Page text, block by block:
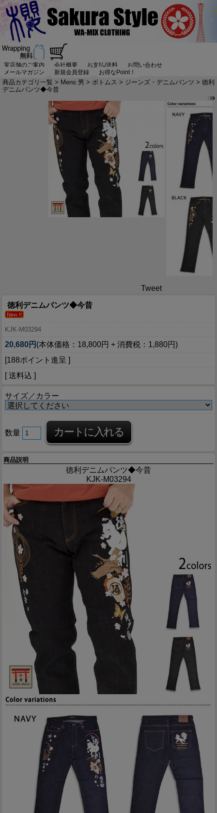
実店舗のご案内 会社概要 お支払/送料
お問い合わせ
メールマガジン
新規会員登録 お得なPoint！
商品カテゴリ一覧 > Mens:男 > ボトムス > ジーンズ・デニムパンツ > 徳利
デニムパンツ◆今昔
Tweet
徳利デニムパンツ◆今昔
KJK-M03294
20,680円 (本体価格：18,800円 + 消費税：1,880円)
[188ポイント進呈 ]
[ 送料込 ]
サイズ／カラー
数量
商品説明
徳利デニムパンツ◆今昔
KJK-M03294